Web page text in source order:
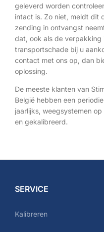
geleverd worden
intact is. Zo niet, meldt dit
zending in ontvangst
dat, ook als de
transportschade bij u
contact met ons op, dan
oplossing.
De meeste klanten van
België hebben een
jaarlijks, weegsystemen
en gekalibreerd.
SERVICE
Kalibreren